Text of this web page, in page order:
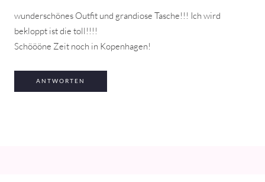
wunderschönes Outfit und grandiose Tasche!!! Ich wird
bekloppt ist die toll!!!!
Schöööne Zeit noch in Kopenhagen!
ANTWORTEN